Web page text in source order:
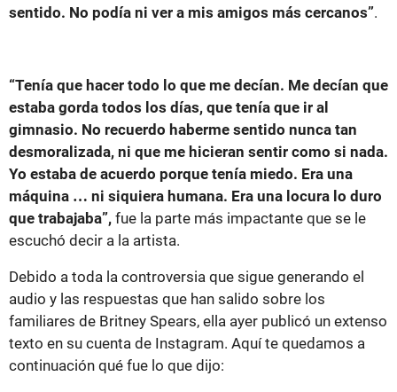
sentido. No podía ni ver a mis amigos más cercanos”.
“Tenía que hacer todo lo que me decían. Me decían que
estaba gorda todos los días, que tenía que ir al
gimnasio. No recuerdo haberme sentido nunca tan
desmoralizada, ni que me hicieran sentir como si nada.
Yo estaba de acuerdo porque tenía miedo. Era una
máquina … ni siquiera humana. Era una locura lo duro
que trabajaba”, fue la parte más impactante que se le
escuchó decir a la artista.
Debido a toda la controversia que sigue generando el
audio y las respuestas que han salido sobre los
familiares de Britney Spears, ella ayer publicó un extenso
texto en su cuenta de Instagram. Aquí te quedamos a
continuación qué fue lo que dijo: